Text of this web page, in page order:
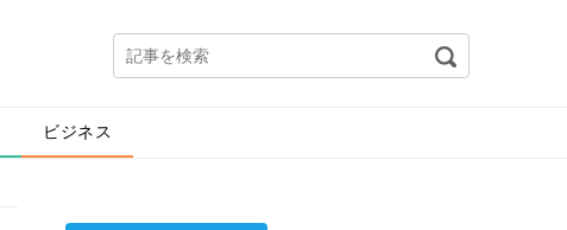
ビジネス